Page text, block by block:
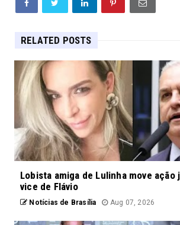
RELATED POSTS
Lobista amiga de Lulinha move
vice de Flávio
Notícias de Brasília Aug 07, 2026